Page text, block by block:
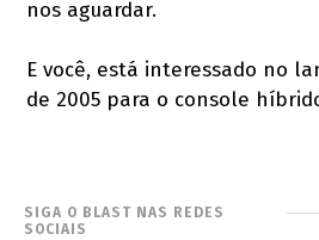
nos aguardar.
E você, está interessado no
de 2005 para o console
SIGA O BLAST NAS REDES
SOCIAIS